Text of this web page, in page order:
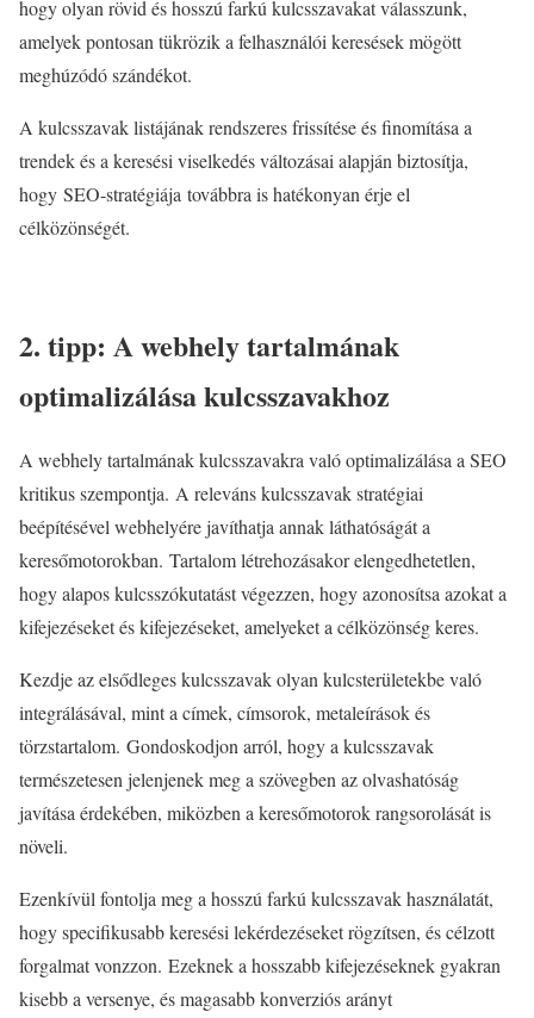
hogy olyan rövid és hosszú farkú kulcsszavakat válasszunk,
amelyek pontosan tükrözik a felhasználói keresések mögött
meghúzódó szándékot.
A kulcsszavak listájának rendszeres frissítése és finomítása a
trendek és a keresési viselkedés változásai alapján biztosítja,
hogy SEO-stratégiája továbbra is hatékonyan érje el
célközönségét.
2. tipp: A webhely tartalmának
optimalizálása kulcsszavakhoz
A webhely tartalmának kulcsszavakra való optimalizálása a SEO
kritikus szempontja. A releváns kulcsszavak stratégiai
beépítésével webhelyére javíthatja annak láthatóságát a
keresőmotorokban. Tartalom létrehozásakor elengedhetetlen,
hogy alapos kulcsszókutatást végezzen, hogy azonosítsa azokat a
kifejezéseket és kifejezéseket, amelyeket a célközönség keres.
Kezdje az elsődleges kulcsszavak olyan kulcsterületekbe való
integrálásával, mint a címek, címsorok, metaleírások és
törzstartalom. Gondoskodjon arról, hogy a kulcsszavak
természetesen jelenjenek meg a szövegben az olvashatóság
javítása érdekében, miközben a keresőmotorok rangsorolását is
növeli.
Ezenkívül fontolja meg a hosszú farkú kulcsszavak használatát,
hogy specifikusabb keresési lekérdezéseket rögzítsen, és célzott
forgalmat vonzzon. Ezeknek a hosszabb kifejezéseknek gyakran
kisebb a versenye, és magasabb konverziós arányt